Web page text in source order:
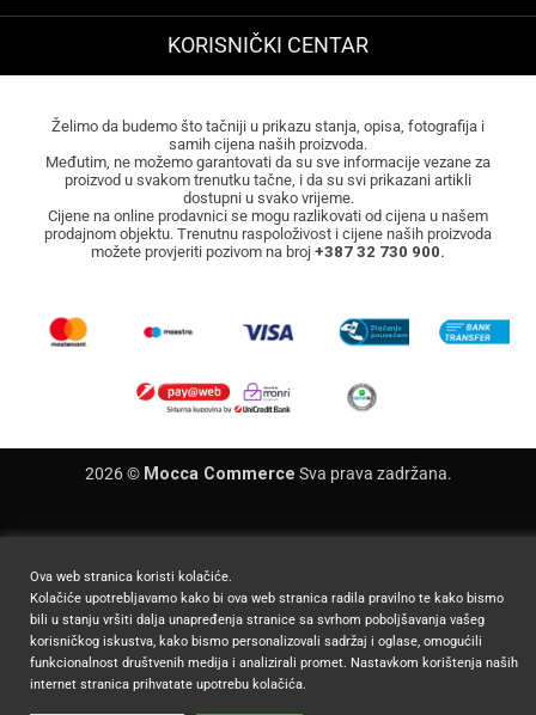
KORISNIČKI CENTAR
Želimo da budemo što tačniji u prikazu stanja, opisa, fotografija i
samih cijena naših proizvoda.
Međutim, ne možemo garantovati da su sve informacije vezane za
proizvod u svakom trenutku tačne, i da su svi prikazani artikli
dostupni u svako vrijeme.
Cijene na online prodavnici se mogu razlikovati od cijena u našem
prodajnom objektu. Trenutnu raspoloživost i cijene naših proizvoda
možete provjeriti pozivom na broj +387 32 730 900.
2026 © Mocca Commerce Sva prava zadržana.
Ova web stranica koristi kolačiće.
Kolačiće upotrebljavamo kako bi ova web stranica radila pravilno te kako bismo
bili u stanju vršiti dalja unapređenja stranice sa svrhom poboljšavanja vašeg
korisničkog iskustva, kako bismo personalizovali sadržaj i oglase, omogućili
funkcionalnost društvenih medija i analizirali promet. Nastavkom korištenja naših
internet stranica prihvatate upotrebu kolačića.